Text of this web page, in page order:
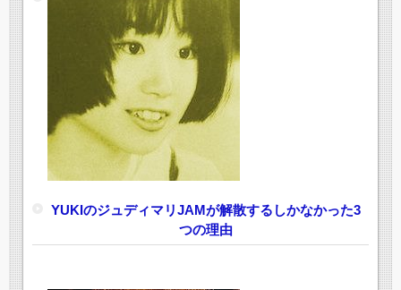
YUKIのジュディマリJAMが解散するしかなかった3
つの理由